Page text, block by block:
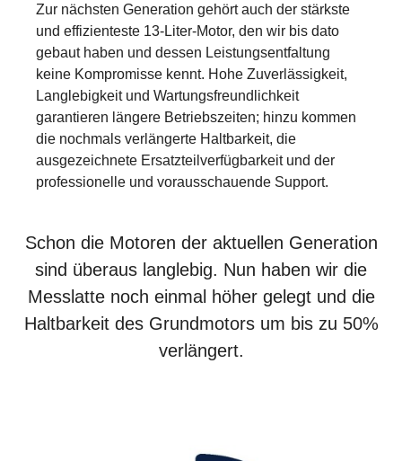
Zur nächsten Generation gehört auch der stärkste
und effizienteste 13-Liter-Motor, den wir bis dato
gebaut haben und dessen Leistungsentfaltung
keine Kompromisse kennt. Hohe Zuverlässigkeit,
Langlebigkeit und Wartungsfreundlichkeit
garantieren längere Betriebszeiten; hinzu kommen
die nochmals verlängerte Haltbarkeit, die
ausgezeichnete Ersatzteilverfügbarkeit und der
professionelle und vorausschauende Support.
Schon die Motoren der aktuellen Generation
sind überaus langlebig. Nun haben wir die
Messlatte noch einmal höher gelegt und die
Haltbarkeit des Grundmotors um bis zu 50%
verlängert.